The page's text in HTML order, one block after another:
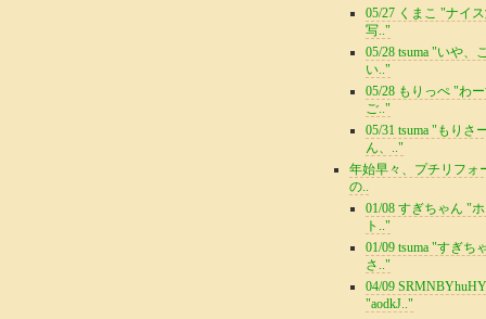
05/27 くまこ "ナイ
写.."
05/28 tsuma "いや、
い.."
05/28 もりっぺ "わ
ご.."
05/31 tsuma "もりさ
ん、.."
年始早々、プチリフォ
の..
01/08 すぎちゃん "
ト.."
01/09 tsuma "すぎち
さ.."
04/09
"aodkJ.."